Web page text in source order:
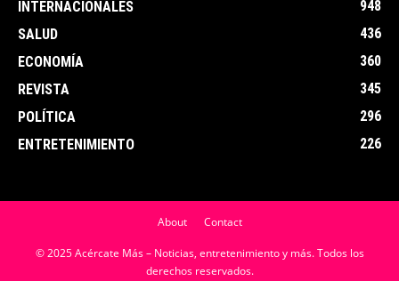
INTERNACIONALES
948
SALUD
436
ECONOMÍA
360
REVISTA
345
POLÍTICA
296
ENTRETENIMIENTO
226
About Contact
© 2025 Acércate Más – Noticias, entretenimiento y más. Todos los
derechos reservados.